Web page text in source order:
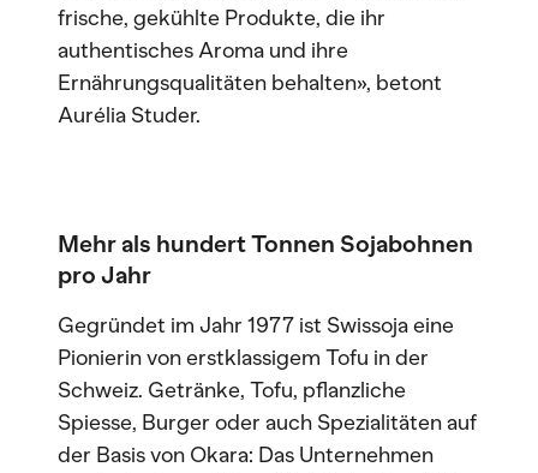
frische, gekühlte Produkte, die ihr
authentisches Aroma und ihre
Ernährungsqualitäten behalten», betont
Aurélia Studer.
Mehr als hundert Tonnen Sojabohnen
pro Jahr
Gegründet im Jahr 1977 ist Swissoja eine
Pionierin von erstklassigem Tofu in der
Schweiz. Getränke, Tofu, pflanzliche
Spiesse, Burger oder auch Spezialitäten auf
der Basis von Okara: Das Unternehmen